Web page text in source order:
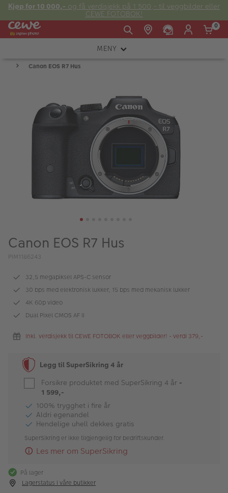
Kjøp for 10 000,- og få verdisjekk på 1 500,- til veggbilder eller
CEWE FOTOBOK!
E-post:
kundeservice@japanphoto.no
0
MENY
KAMERA
FOTOTILBEHØR
LYS OG STUDIO
Kampanjer
Merker
Bildeprodukter
Inspirasjon
Butikkoversikt
Canon EOS R7 Hus
Canon EOS R7 Hus
PIM1186243
32,5 megapiksel APS-C sensor
30 bps med elektronisk lukker, 15 bps med mekanisk lukker
4K 60p video
Dual Pixel CMOS AF II
Inkl. verdisjekk til CEWE FOTOBOK eller veggbilder! - verdi 379,-
Legg til SuperSikring 4 år
Forsikre produktet med SuperSikring 4 år -
1 599,-
100% trygghet i fire år
Aldri egenandel
Hendelige uhell dekkes gratis
SuperSikring er ikke tilgjengelig for bedriftskunder.
Les mer om SuperSikring
På lager
Lagerstatus i våre butikker